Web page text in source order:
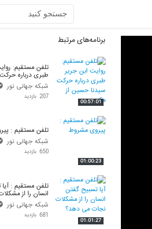
تلفن مستقیم – حسینی
تلفن مستقیم – سجودی
تلفن مستقیم – دکتر
در رکاب قرآن
فتوای جمعه
اندیشه برتر
اهل بیت
بازتاب
تلفن گویا
خبر پلاس
برنامه‌های مرتبط
00:57:01
تلفن مستقیم:
طبری درباره
حسین از مکه
شبکه جهانی نور
207 بازدید
01:00:23
تلفن مستقیم :
شبکه جهانی نور
650 بازدید
01:01:27
تلفن مستقیم :
انسان را از
دهد؟
شبکه جهانی نور
681 بازدید